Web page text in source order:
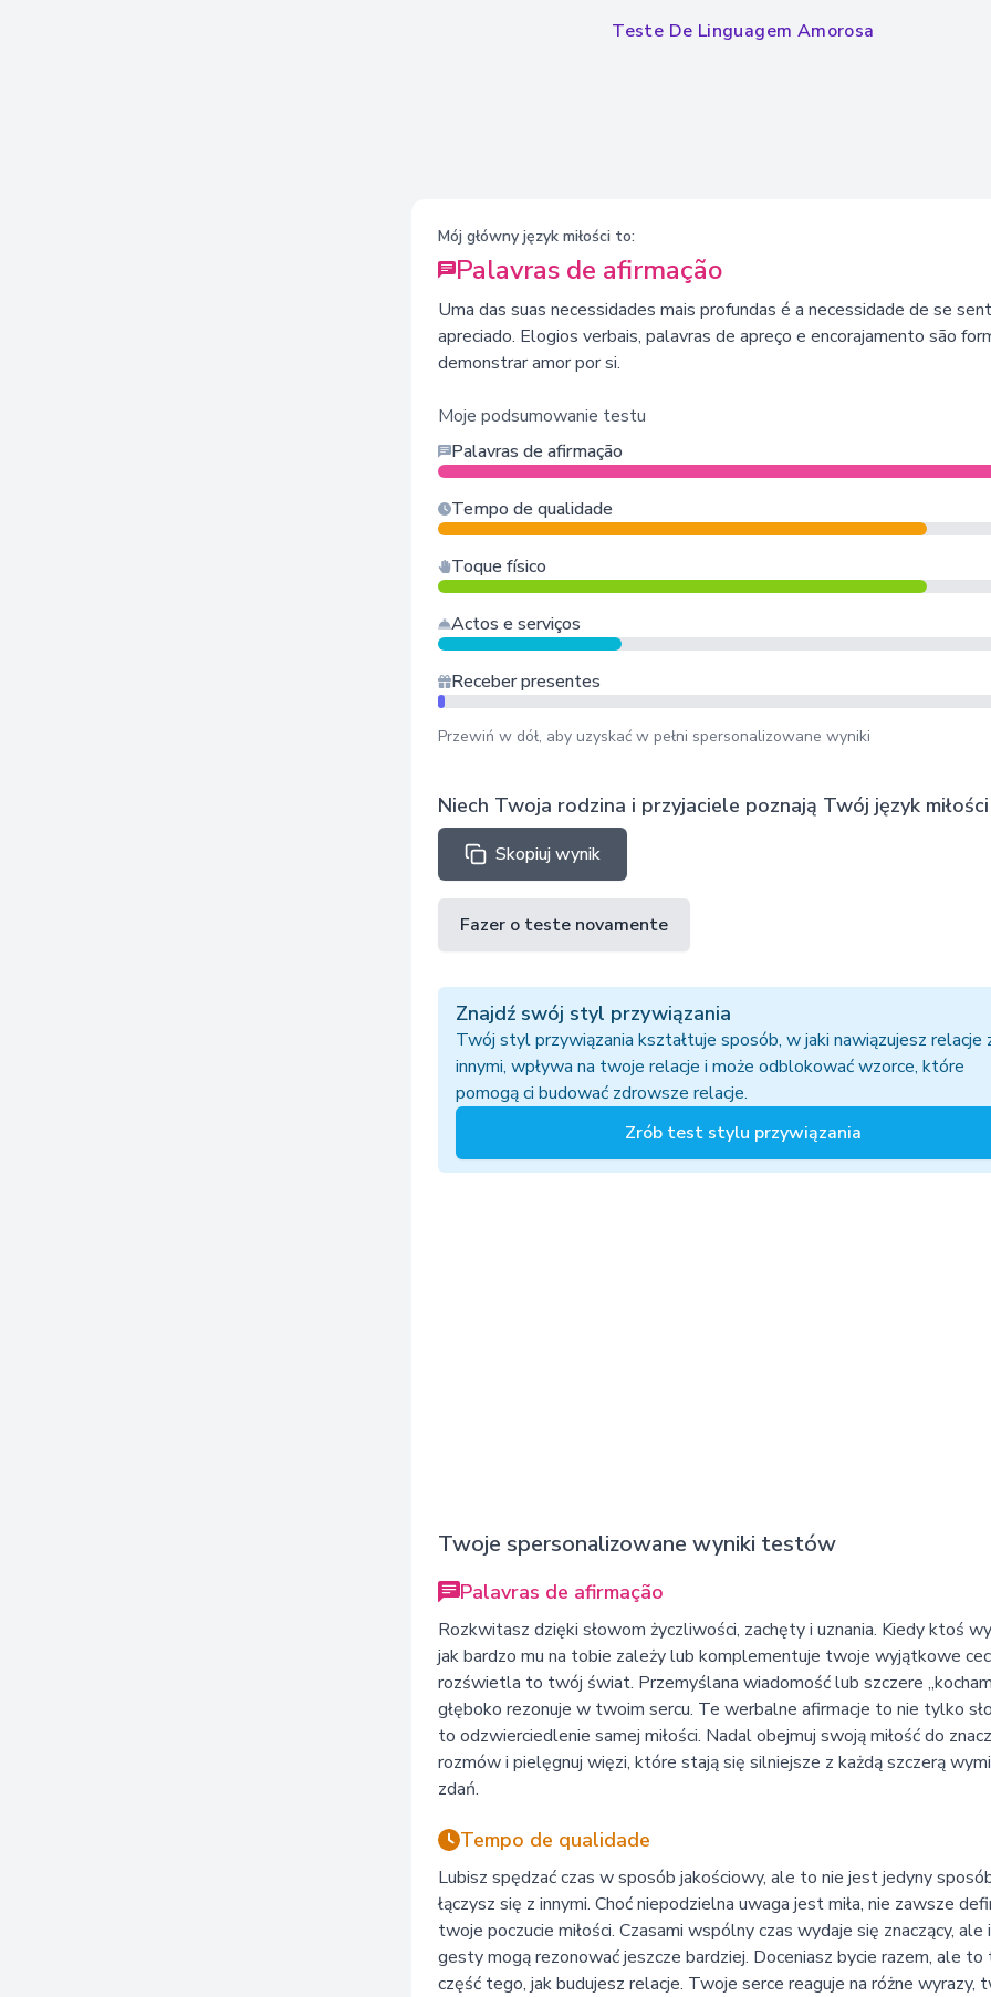
Teste De Linguagem Amorosa
Mój główny język miłości to:
Palavras de afirmação
Uma das suas necessidades mais profundas é a necessidade de se
apreciado. Elogios verbais, palavras de apreço e encorajamento são
demonstrar amor por si.
Moje podsumowanie testu
Palavras de afirmação
Tempo de qualidade
Toque físico
Actos e serviços
Receber presentes
Przewiń w dół, aby uzyskać w pełni spersonalizowane wyniki
Niech Twoja rodzina i przyjaciele poznają Twój język miłości
Skopiuj wynik
Fazer o teste novamente
Znajdź swój styl przywiązania
Twój styl przywiązania kształtuje sposób, w jaki nawiązujesz relacje
innymi, wpływa na twoje relacje i może odblokować wzorce, które
pomogą ci budować zdrowsze relacje.
Zrób test stylu przywiązania
Twoje spersonalizowane wyniki testów
Palavras de afirmação
Rozkwitasz dzięki słowom życzliwości, zachęty i uznania. Kiedy ktoś
jak bardzo mu na tobie zależy lub komplementuje twoje wyjątkowe
rozświetla to twój świat. Przemyślana wiadomość lub szczere
głęboko rezonuje w twoim sercu. Te werbalne afirmacje to nie tylko
to odzwierciedlenie samej miłości. Nadal obejmuj swoją miłość do
rozmów i pielęgnuj więzi, które stają się silniejsze z każdą szczerą
zdań.
Tempo de qualidade
Lubisz spędzać czas w sposób jakościowy, ale to nie jest jedyny
łączysz się z innymi. Choć niepodzielna uwaga jest miła, nie zawsze
twoje poczucie miłości. Czasami wspólny czas wydaje się znaczący, ale
gesty mogą rezonować jeszcze bardziej. Doceniasz bycie razem, ale
część tego, jak budujesz relacje. Twoje serce reaguje na różne wyrazy,